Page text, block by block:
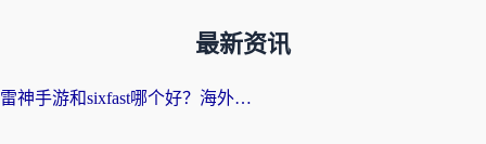
最新资讯
雷神手游和sixfast哪个好？海外党亲测3款回国加速器，教你选对不踩坑